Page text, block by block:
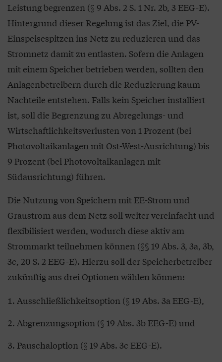
Leistung begrenzen (§ 9 Abs. 2 S. 1 Nr. 2b, 3 EEG-E).
Hintergrund dieser Regelung ist das Ziel, die PV-
Einspeisespitzen ins Netz zu reduzieren und das
Stromnetz damit zu entlasten. Sofern die Anlagen
mit einem Speicher betrieben werden, sollten den
Anlagenbetreibern durch die Reduzierung kaum
Nachteile entstehen. Falls kein Speicher installiert
ist, soll die Begrenzung zu Abregelungs- und
Wirtschaftlichkeitsverlusten von 1 Prozent (bei
Photovoltaikanlagen mit Ost-West-Ausrichtung) bis
9 Prozent (bei Photovoltaikanlagen mit
Südausrichtung) führen.
Die Nutzung von Speichern mit EE-Strom und
Graustrom aus dem Netz soll weiter vereinfacht und
flexibilisiert werden, wodurch diese aktiv am
Strommarkt teilnehmen können (§§ 19 Abs. 3, 3a, 3b,
3c, 20 S. 2 EEG-E). Hierzu soll der Speicherbetreiber
zukünftig aus drei Optionen wählen können:
Ausschließlichkeitsoption (§ 19 Abs. 3a EEG-E),
Abgrenzungsoption (§ 19 Abs. 3b EEG-E) und
Pauschaloption (§ 19 Abs. 3c EEG-E).